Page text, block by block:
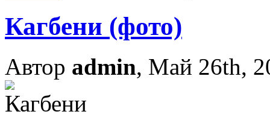
Кагбени (фото)
Автор admin, Май 26th,